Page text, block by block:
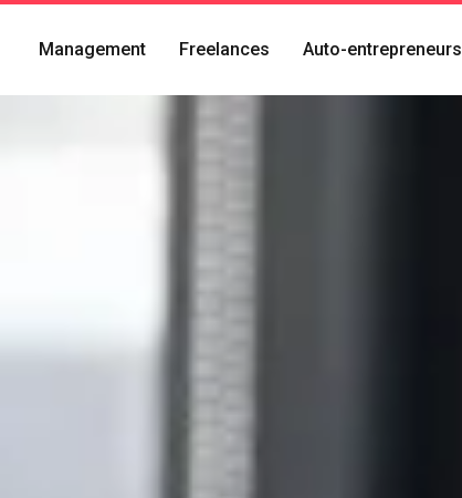
Management Freelances Auto-entrepreneurs